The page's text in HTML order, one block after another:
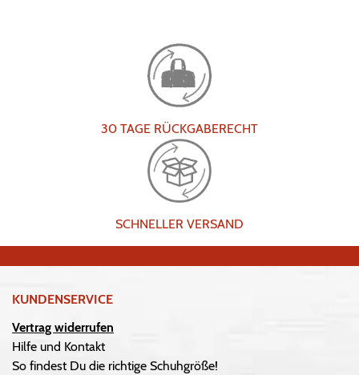
30 TAGE RÜCKGABERECHT
SCHNELLER VERSAND
KUNDENSERVICE
Vertrag widerrufen
Hilfe und Kontakt
So findest Du die richtige Schuhgröße!